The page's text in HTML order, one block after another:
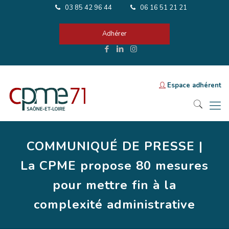
03 85 42 96 44 06 16 51 21 21
Adhérer
Espace adhérent
COMMUNIQUÉ DE PRESSE |
La CPME propose 80 mesures
pour mettre fin à la
complexité administrative